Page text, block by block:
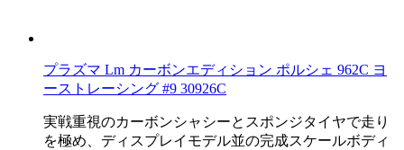
プラズマ Lm カーボンエディション ポルシェ 962C ヨ
ーストレーシング #9 30926C
実戦重視のカーボンシャシーとスポンジタイヤで走り
を極め、ディスプレイモデル並の完成スケールボディ